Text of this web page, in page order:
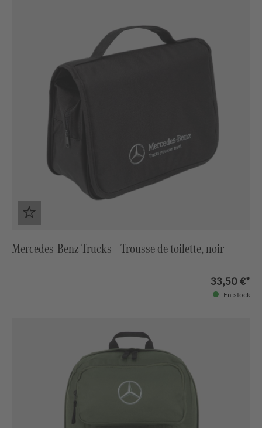
Mercedes-Benz Trucks - Trousse de toilette, noir
33,50 €*
En stock